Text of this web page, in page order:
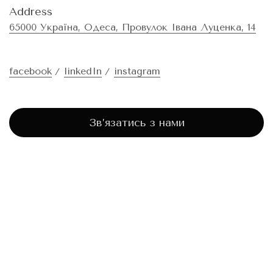
Address
65000 Україна, Одеса, Провулок Івана Луценка, 14
facebook linkedIn instagram
Зв’язатись з нами